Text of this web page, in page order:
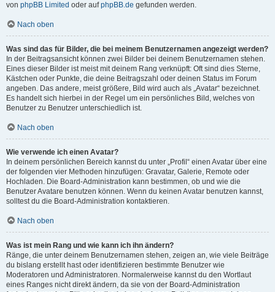
von phpBB Limited oder aufphpBB.de gefunden werden.
Nach oben
Was sind das für Bilder, die bei meinem Benutzernamen angezeigt werden?
In der Beitragsansicht können zwei Bilder bei deinem Benutzernamen stehen.
Eines dieser Bilder ist meist mit deinem Rang verknüpft: Oft sind dies Sterne,
Kästchen oder Punkte, die deine Beitragszahl oder deinen Status im Forum
angeben. Das andere, meist größere, Bild wird auch als „Avatar“ bezeichnet.
Es handelt sich hierbei in der Regel um ein persönliches Bild, welches von
Benutzer zu Benutzer unterschiedlich ist.
Nach oben
Wie verwende ich einen Avatar?
In deinem persönlichen Bereich kannst du unter „Profil“ einen Avatar über eine
der folgenden vier Methoden hinzufügen: Gravatar, Galerie, Remote oder
Hochladen. Die Board-Administration kann bestimmen, ob und wie die
Benutzer Avatare benutzen können. Wenn du keinen Avatar benutzen kannst,
solltest du die Board-Administration kontaktieren.
Nach oben
Was ist mein Rang und wie kann ich ihn ändern?
Ränge, die unter deinem Benutzernamen stehen, zeigen an, wie viele Beiträge
du bislang erstellt hast oder identifizieren bestimmte Benutzer wie
Moderatoren und Administratoren. Normalerweise kannst du den Wortlaut
eines Ranges nicht direkt ändern, da sie von der Board-Administration